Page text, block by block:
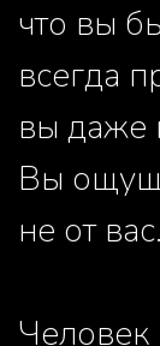
что вы
всегда
вы даже
Вы
не от вас.
Человек